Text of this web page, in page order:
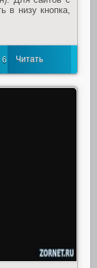
в низу кнопка,
6 Читать
далее